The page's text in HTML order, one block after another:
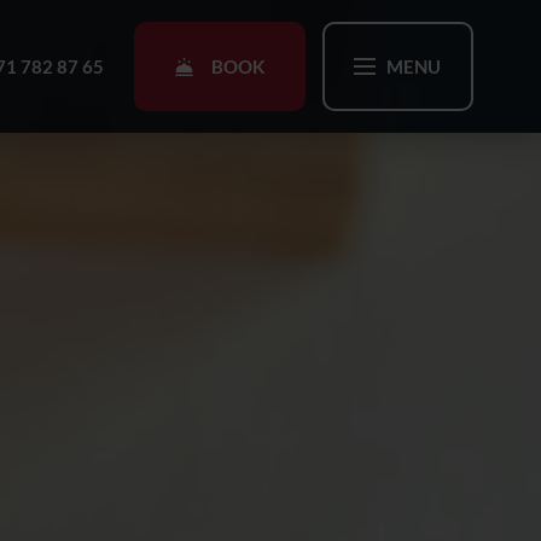
782 87 65 BOOK MENU